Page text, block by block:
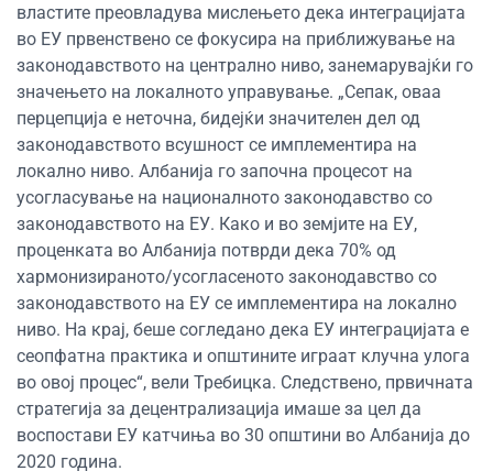
властите преовладува мислењето дека интеграцијата
во ЕУ првенствено се фокусира на приближување на
законодавството на централно ниво, занемарувајќи го
значењето на локалното управување. „Сепак, оваа
перцепција е неточна, бидејќи значителен дел од
законодавството всушност се имплементира на
локално ниво. Албанија го започна процесот на
усогласување на националното законодавство со
законодавството на ЕУ. Како и во земјите на ЕУ,
проценката во Албанија потврди дека 70% од
хармонизираното/усогласеното законодавство со
законодавството на ЕУ се имплементира на локално
ниво. На крај, беше согледано дека ЕУ интеграцијата е
сеопфатна практика и општините играат клучна улога
во овој процес“, вели Требицка. Следствено, првичната
стратегија за децентрализација имаше за цел да
воспостави ЕУ катчиња во 30 општини во Албанија до
2020 година.